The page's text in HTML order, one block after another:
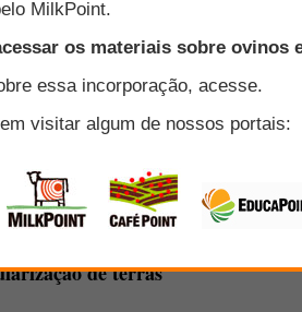
propostas sobre medicamentos veterinários e
e a saúde pública, bem como o mercado
as propostas.
preservação
última sexta-feira (29) uma série de medidas
do planeta. O pacote inclui um plano
de apoio à conservação e um
de terras